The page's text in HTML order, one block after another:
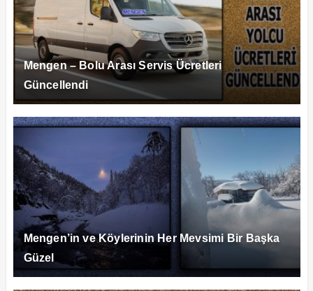
Mengen – Bolu Arası Servis Ücretleri
Güncellendi
Mengen’in ve Köylerinin Her Mevsimi Bir Başka
Güzel